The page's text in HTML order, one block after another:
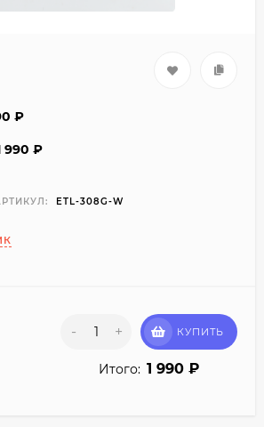
₽
990 ₽
ETL-308G-W
- + КУПИТЬ
Итого: 1 990 ₽